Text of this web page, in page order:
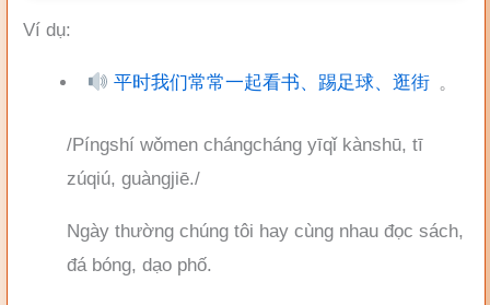
Ví dụ:
平时我们常常一起看书、踢足球、逛街 。
/Píngshí wǒmen chángcháng yīqǐ kànshū, tī
zúqiú, guàngjiē./
Ngày thường chúng tôi hay cùng nhau đọc sách,
đá bóng, dạo phố.